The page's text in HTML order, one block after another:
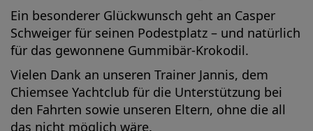
Ein besonderer Glückwunsch geht an Casper
Schweiger für seinen Podestplatz – und natürlich
für das gewonnene Gummibär-Krokodil.
Vielen Dank an unseren Trainer Jannis, dem
Chiemsee Yachtclub für die Unterstützung bei
den Fahrten sowie unseren Eltern, ohne die all
das nicht möglich wäre.